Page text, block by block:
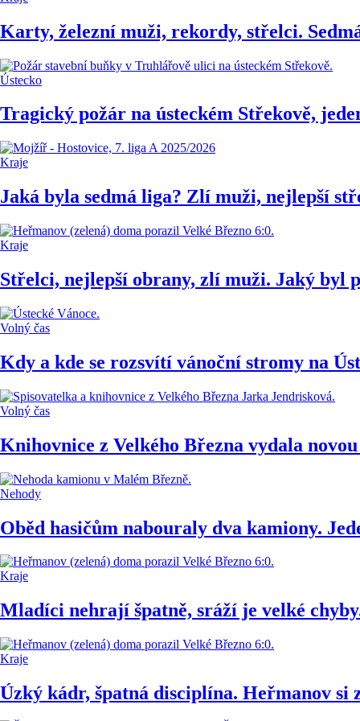
Karty, železní muži, rekordy, střelci.
Ústecko
Tragický požár na ústeckém Střekově,
Kraje
Jaká byla sedmá liga? Zlí muži, nejlepší
Kraje
Střelci, nejlepší obrany, zlí muži. Jaký byl
Volný čas
Kdy a kde se rozsvítí vánoční stromy na
Volný čas
Knihovnice z Velkého Března vydala
Nehody
Oběd hasičům nabouraly dva kamiony.
Kraje
Mladíci nehrají špatně, sráží je velké
Kraje
Úzký kádr, špatná disciplína. Heřmanov si